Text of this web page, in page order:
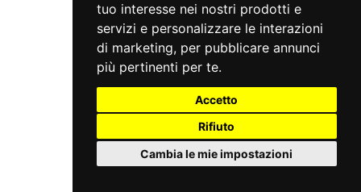
tuo interesse nei nostri prodotti e
servizi e personalizzare le interazioni
di marketing, per pubblicare annunci
più pertinenti per te.
Accetto
Rifiuto
Cambia le mie impostazioni